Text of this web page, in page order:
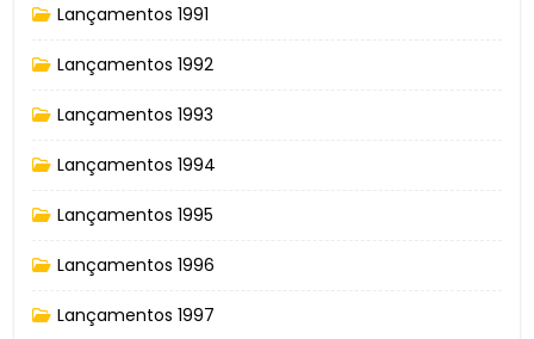
Lançamentos 1991
Lançamentos 1992
Lançamentos 1993
Lançamentos 1994
Lançamentos 1995
Lançamentos 1996
Lançamentos 1997